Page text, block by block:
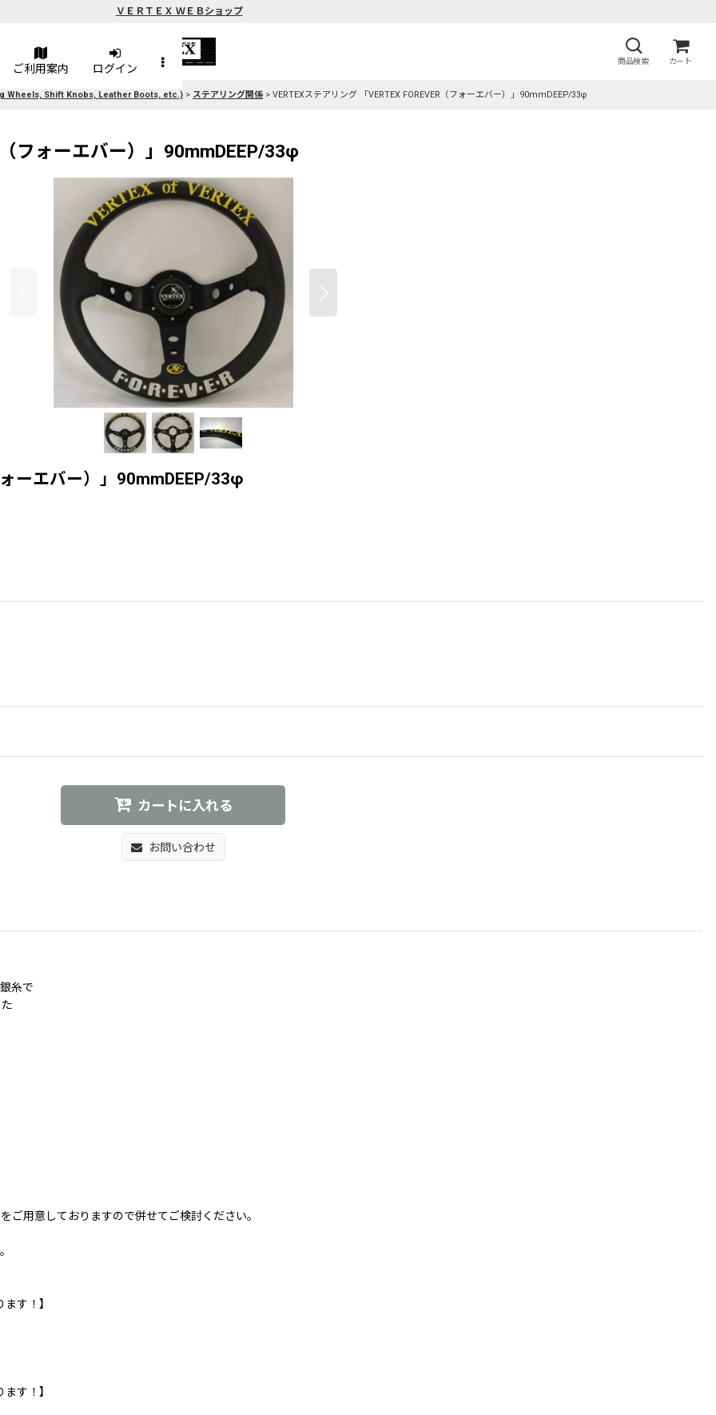
ＶＥＲＴＥＸ ＷＥＢショップ
商品検索 カート
ご利用案内 ログイン
Wheels, Shift Knobs, Leather Boots, etc.) > ステアリング関係 > VERTEXステアリング 「VERTEX FOREVER（フォーエバー）」90mmDEEP/33φ
フォーエバー）」90mmDEEP/33φ
ォーエバー）」90mmDEEP/33φ
カートに入れる
お問い合わせ
糸で
ご用意しておりますので併せてご検討ください。
す！】
す！】